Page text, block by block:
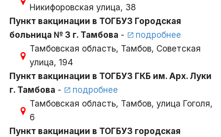
Никифоровская улица, 38
Пункт вакцинации в ТОГБУЗ Городская
больница № 3 г. Тамбова -
подробнее
Тамбовская область, Тамбов, Советская
улица, 194
Пункт вакцинации в ТОГБУЗ ГКБ им. Арх. Луки
г. Тамбова -
подробнее
Тамбовская область, Тамбов, улица Гоголя,
6
Пункт вакцинации в ТОГБУЗ городская